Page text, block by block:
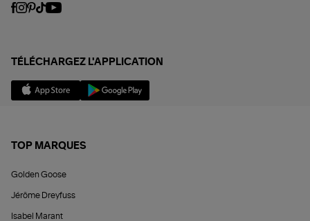
TÉLÉCHARGEZ L'APPLICATION
TOP MARQUES
Golden Goose
Jérôme Dreyfuss
Isabel Marant